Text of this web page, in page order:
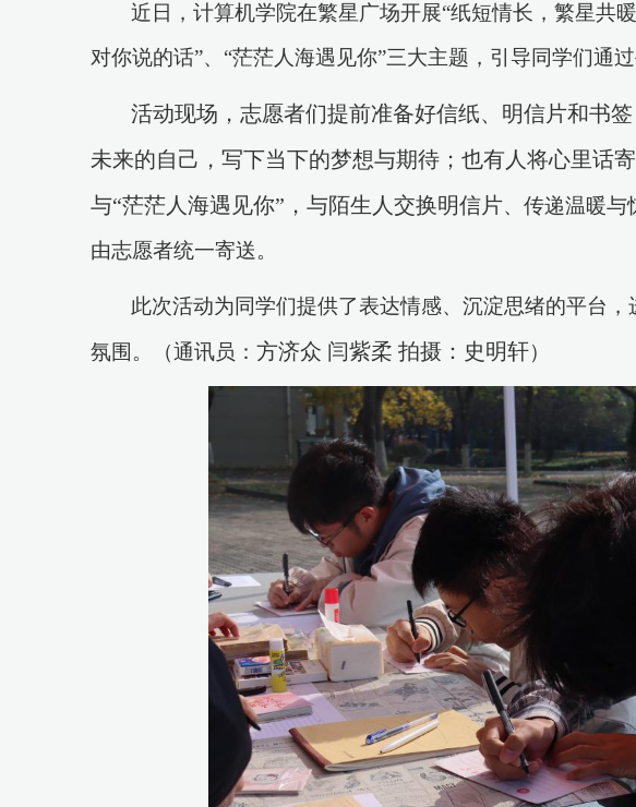
近日 ， 计算机学院在繁星广场开展“纸短情长，繁星共暖
对你说的话”、 “茫茫人海遇见你”三大主题 ， 引导同学们通
活动现场，志愿者们提前准备好信纸、明信片和书
未来的自己，写下当下的梦想与期待；也有人将心里话
与“茫茫人海遇见你”，与陌生人交换明信片、 传递温暖与
由志愿者统一寄送。
此次活动为同学们提供了表达情感、沉淀思绪的平台 ，
氛围。（通讯员： 方济众 闫紫柔 拍摄：史明轩）